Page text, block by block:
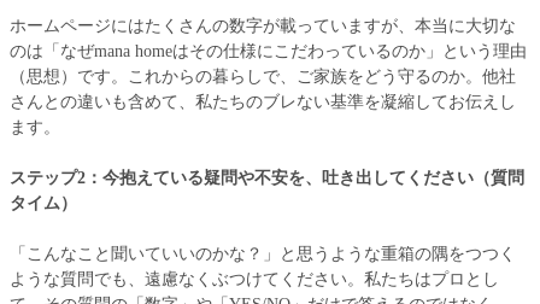
ホームページにはたくさんの数字が載っていますが、本当に大切な
のは「なぜmana homeはその仕様にこだわっているのか」という理由
（思想）です。これからの暮らしで、ご家族をどう守るのか。他社
さんとの違いも含めて、私たちのブレない基準を凝縮してお伝えし
ます。
ステップ2：今抱えている疑問や不安を、吐き出してください（質問
タイム）
「こんなこと聞いていいのかな？」と思うような重箱の隅をつつく
ような質問でも、遠慮なくぶつけてください。私たちはプロとし